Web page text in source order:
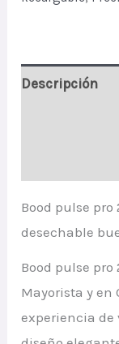
Descripción
Bood pulse pro
desechable
Bood pulse pro
Mayorista y en
experiencia de